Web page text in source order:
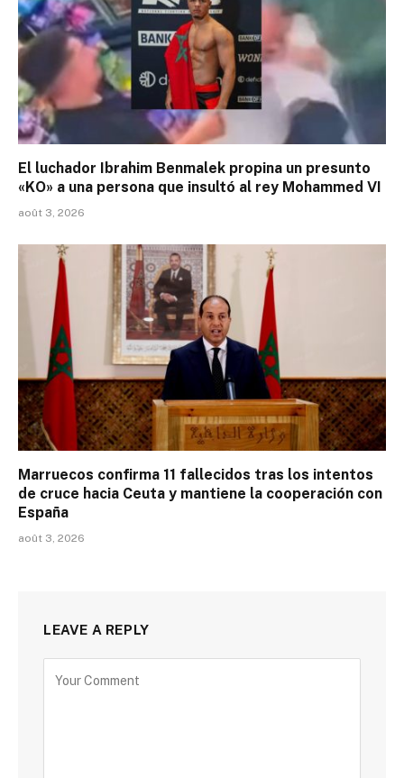
El luchador Ibrahim Benmalek propina un presunto
«KO» a una persona que insultó al rey Mohammed VI
août 3, 2026
Marruecos confirma 11 fallecidos tras los intentos
de cruce hacia Ceuta y mantiene la cooperación con
España
août 3, 2026
LEAVE A REPLY